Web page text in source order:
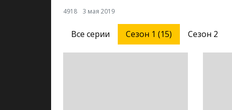
4918 3 мая 2019
Все серии Сезон 1 (15) Сезон 2